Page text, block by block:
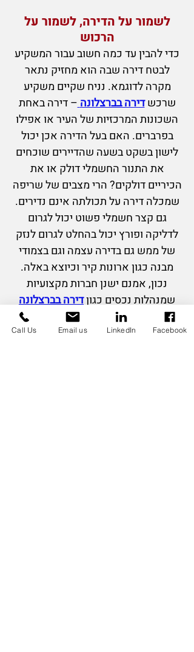
לשמור על הדירה, לשמור על
הרכוש
כדי להבין עד כמה חשוב עבור המשקיע
לבטח דירה שבה הוא מחזיק נתאר
מקרה לדוגמא. נניח שקיים משקיע
שרכשדירה בברצלונה– דירה באחת
השכונות המרכזיות של העיר או אפילו
בפרברים. האם בעל הדירה אכן יכול
לישון בשקט בשעה שהדיירים שוכחים
את התנור החשמלי דולק או את
הכיריים דולקים? הרי מצבים של שריפה
שמכלה דירה על תכולתה אינם נדירים.
גם קצר חשמלי פשוט יכול לגרום
לדליקה ופורץ יכול בהחלט לגרום לנזק
של ממש גם בדירה עצמה וגם בצמודי
מבנה כגון ארונות קיר וכיוצא באלה.
נכון, אמנם ישנן חברות מקצועיות
שמנהלות נכסים כגוןדירה בברצלונה
ודואגות לשוכרים איכותיים ותחזוקה
שוטפת של הנכס, אך האם די בכך כדי
Call Us Email us LinkedIn Facebook